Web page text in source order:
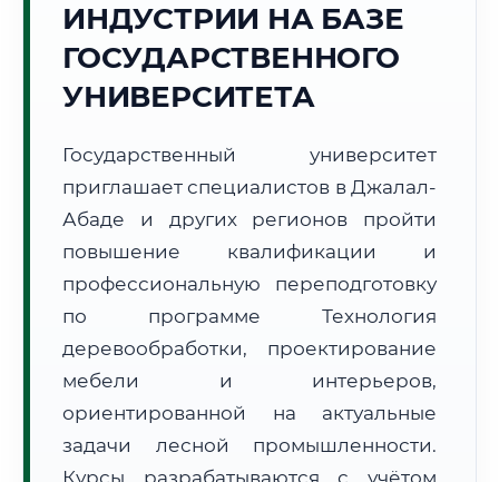
Тел. код:
Часовой пояс:
UTC+6
Формат учебы:
Дистанционно
🗺️ Зона обслуживания: г. Джалал-Абад
• Маршрут транзита: ~1 729 км
• Экспресс-доставка СДЭК / Почтой:
2–3 рабочих дня
ИНДУСТРИИ НА БАЗЕ
ГОСУДАРСТВЕННОГО
УНИВЕРСИТЕТА
Государственный университет
приглашает специалистов в Джалал-
Абаде и других регионов пройти
повышение квалификации и
профессиональную переподготовку
по программе Технология
деревообработки, проектирование
мебели и интерьеров,
ориентированной на актуальные
задачи лесной промышленности.
Курсы разрабатываются с учётом